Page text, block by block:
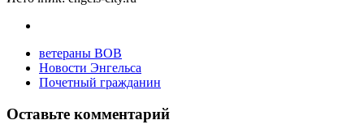
ветераны ВОВ
Новости Энгельса
Почетный гражданин
Оставьте комментарий